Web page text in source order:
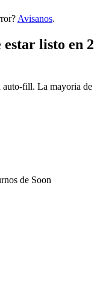
Avisanos.
listo en 2
auto-fill. La mayoria de